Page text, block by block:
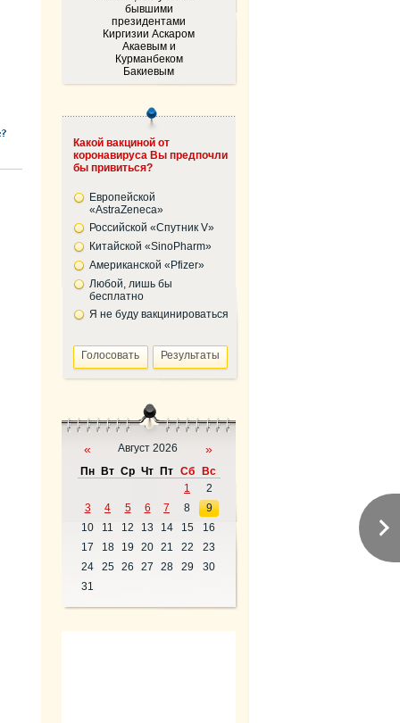
бывшими
президентами
Киргизии Аскаром
Акаевым и
Курманбеком
Бакиевым
Какой вакциной от
коронавируса Вы предпочли
бы привиться?
Европейской
«AstraZeneca»
Российской «Спутник V»
Китайской «SinoPharm»
Американской «Pfizer»
Любой, лишь бы
бесплатно
Я не буду вакцинироваться
« Август 2026 »
Пн Вт Ср Чт Пт Сб
Вс
1
2
3
4 5 6 7 8
9
10
11 12 13 14 15
16
17
18 19 20 21 22
23
24
25 26 27 28 29
30
31